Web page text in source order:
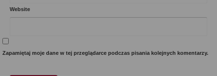
Website
Zapamiętaj moje dane w tej przeglądarce podczas pisania kolejnych komentarzy.